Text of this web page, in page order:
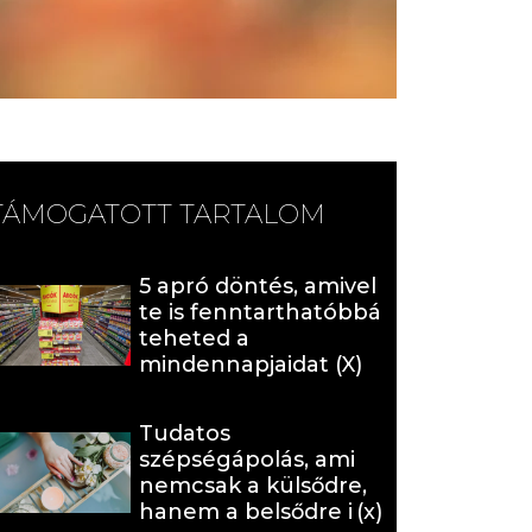
TARTALOM
5 apró döntés, amivel
te is fenntarthatóbbá
teheted a
mindennapjaidat (X)
Tudatos
szépségápolás, ami
nemcsak a külsődre,
hanem a belsődre is